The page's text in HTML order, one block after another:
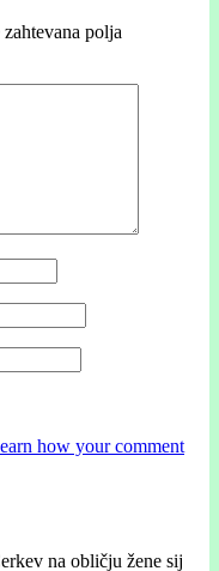
polja
how your comment
na obličju žene sij